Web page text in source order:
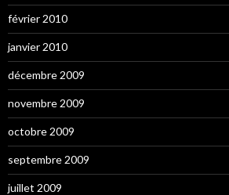
février 2010
janvier 2010
décembre 2009
novembre 2009
octobre 2009
septembre 2009
juillet 2009